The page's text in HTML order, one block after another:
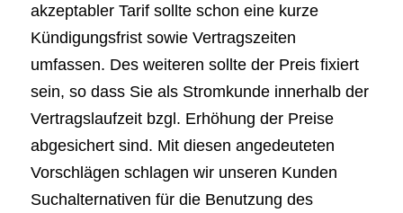
akzeptabler Tarif sollte schon eine kurze
Kündigungsfrist sowie Vertragszeiten
umfassen. Des weiteren sollte der Preis fixiert
sein, so dass Sie als Stromkunde innerhalb der
Vertragslaufzeit bzgl. Erhöhung der Preise
abgesichert sind. Mit diesen angedeuteten
Vorschlägen schlagen wir unseren Kunden
Suchalternativen für die Benutzung des